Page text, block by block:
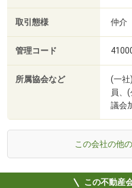
取引態様 仲介
管理コード
所属協会など
(一社
員、
議会
この会社の他
この不動産